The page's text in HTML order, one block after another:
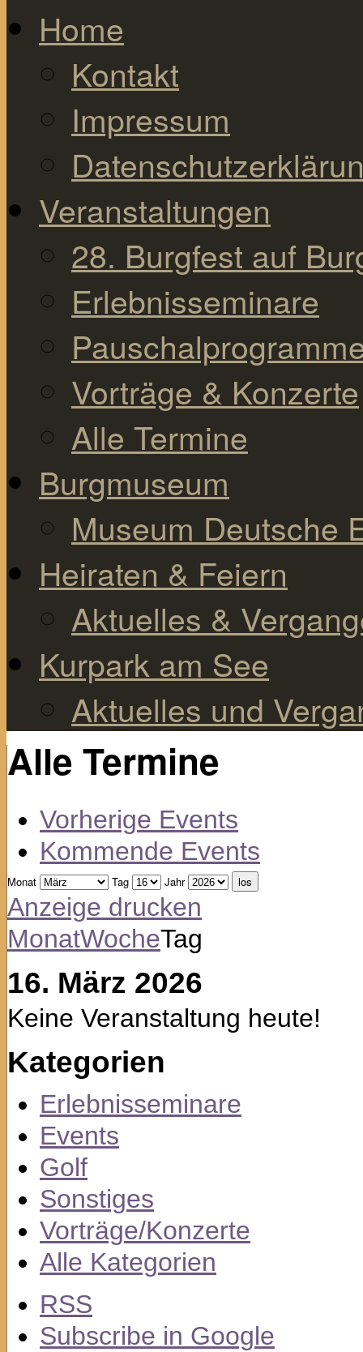
Home
Kontakt
Impressum
Veranstaltungen
28. Burgfest auf
Erlebnisseminare
Vorträge & Konzerte
Alle Termine
Burgmuseum
Museum Deutsche
Heiraten & Feiern
Aktuelles &
Kurpark am See
Aktuelles und
Alle Termine
Vorherige Events
Kommende Events
Monat Tag Jahr
Anzeige drucken
MonatWocheTag
16. März 2026
Keine Veranstaltung heute!
Kategorien
Erlebnisseminare
Events
Golf
Sonstiges
Vorträge/Konzerte
Alle Kategorien
RSS
Subscribe in Google